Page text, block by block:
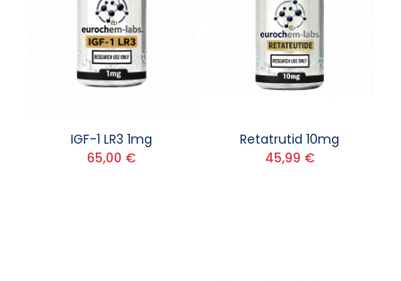
IGF-1 LR3 1mg
65,00 €
Retatrutid 10mg
45,99 €